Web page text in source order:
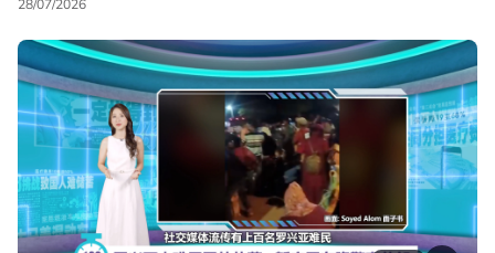
28/07/2026